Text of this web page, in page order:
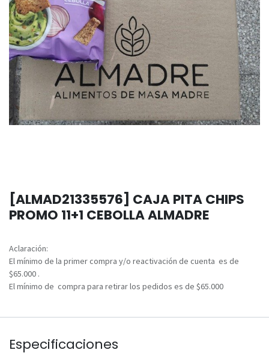
[ALMAD21335576] CAJA PITA CHIPS
PROMO 11+1 CEBOLLA ALMADRE
Aclaración:
El mínimo de la primer compra y/o reactivación de cuenta es de
$65.000 .
El mínimo de compra para retirar los pedidos es de $65.000
Especificaciones